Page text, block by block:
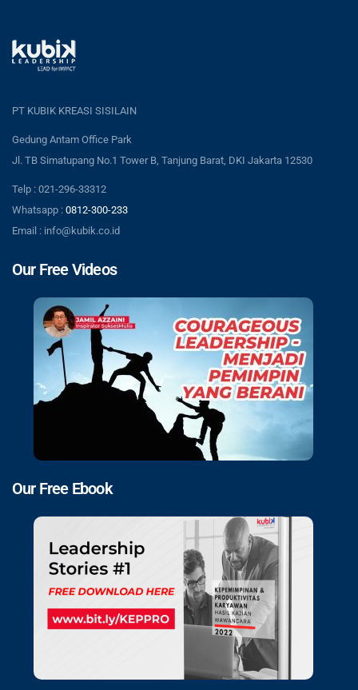
PT KUBIK KREASI SISILAIN
Gedung Antam Office Park
Jl. TB Simatupang No.1 Tower B, Tanjung Barat, DKI Jakarta 12530
Telp : 021-296-33312
Whatsapp : 0812-300-233
Email : info@kubik.co.id
Our Free Videos
Our Free Ebook